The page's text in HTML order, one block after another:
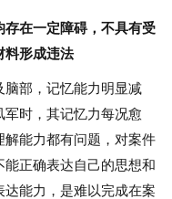
在一定障碍，不具有受
料形成违法
部，记忆能力明显减
时，其记忆力每况愈
能力都有问题，对案件
正确表达自己的思想和
能力，是难以完成在案